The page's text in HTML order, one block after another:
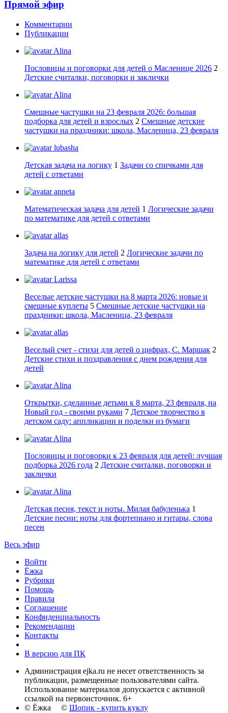
Прямой эфир
Комментарии
Публикации
Alina
Пословицы и поговорки для детей о Масленице 2026 2
Детские считалки, поговорки и заклички
Alina
Смешные частушки на 23 февраля 2026: большая
подборка для детей и взрослых 2 Смешные детские
частушки на праздники: школа, Масленица, 23 февраля
lubasha
Детская задача на логику 1 Задачи со спичками для
детей с ответами
anneta
Математическая задача для детей 1 Логические задачи
по математике для детей с ответами
allas
Задача на логику для детей 2 Логические задачи по
математике для детей с ответами
Larissa
Веселые детские частушки на 8 марта 2026: новые и
смешные куплеты 5 Смешные детские частушки на
праздники: школа, Масленица, 23 февраля
allas
Веселый счет - стихи для детей о цифрах, С. Маршак 2
Детские стихи и поздравления с днем рождения для
детей
Alina
Открытки, сделанные детьми к 8 марта, 23 февраля, на
Новый год - своими руками 7 Детское творчество в
детском саду: аппликации и поделки из бумаги
Alina
Пословицы и поговорки к 23 февраля для детей: лучшая
подборка 2026 года 2 Детские считалки, поговорки и
заклички
Alina
Детская песня, текст и ноты. Милая бабуленька 1
Детские песни: ноты для фортепиано и гитары, слова
песен
Весь эфир
Войти
Ёжка
Рубрики
Помощь
Правила
Соглашение
Конфиденциальность
Рекомендации
Контакты
В версию для ПК
Администрация ejka.ru не несет ответственность за
публикации, размещенные пользователями сайта.
Использование материалов допускается с активной
ссылкой на первоисточник. 6+
© Ёжка © Шопик - купить куклу